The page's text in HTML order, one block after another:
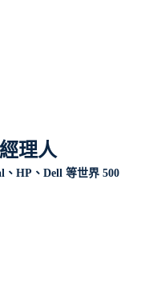
理人
、HP、Dell 等世界 500